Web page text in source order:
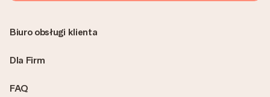
FAQ
Biuro obsługi klienta
Dla Firm